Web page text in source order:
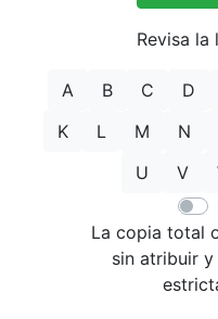
Revisa la
A B C D
K
L M N
U
V
La copia total
sin atribuir